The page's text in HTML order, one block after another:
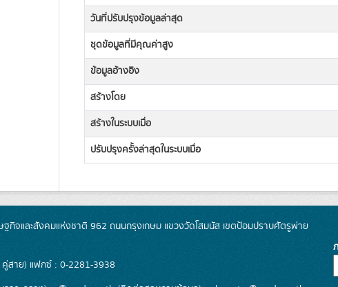
วันที่ปรับปรุงข้อมูลล่าสุด
ชุดข้อมูลที่มีคุณค่าสูง
ข้อมูลอ้างอิง
สร้างโดย
สร้างในระบบเมื่อ
ปรับปรุงครั้งล่าสุดในระบบเมื่อ
กิจและสังคมแห่งชาติ 962 ถนนกรุงเกษม แขวงวัดโสมนัส เขตป้อมปราบศัตรูพ่าย
สาย) แฟกซ์ : 0-2281-3938